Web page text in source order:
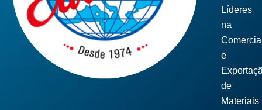
Líderes
na
e
de
Materiais